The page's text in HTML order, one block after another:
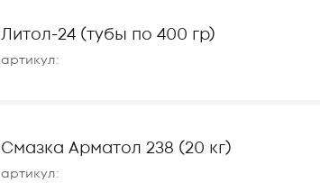
Литол-24 (тубы по 400 гр)
артикул:
Смазка Арматол 238 (20 кг)
артикул: